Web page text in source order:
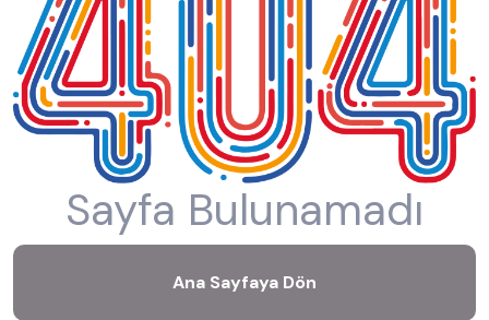
Sayfa Bulunamadı
Ana Sayfaya Dön